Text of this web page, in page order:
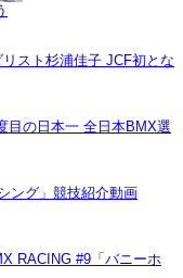
スト杉浦佳子 JCF初とな
目の日本一 全日本BMX選
ング」競技紹介動画
RACING #9「バニーホ